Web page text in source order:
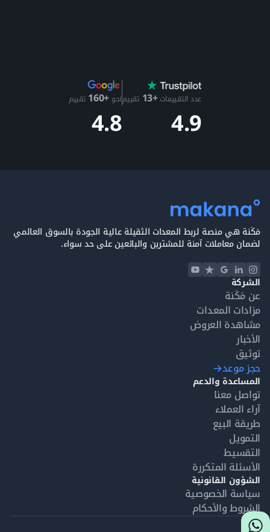
عدد التقييمات+13 تقييم
4.9
نحو +160 تقييم
4.8
مَكَنة هي منصة لربط المعدات الثقيلة عالية الجودة بالسوق العالمي
لضمان معاملات آمنة للمشترين والبائعين على حد سواء.
الشركة
عن مَكَنة
مزادات المعدات
مشاهدة العروض
الأخبار
توثيق
حجز موعد
المساعدة والدعم
تواصل معنا
آراء العملاء
طريقة البيع
التمويل
التقسيط
الأسئلة المتكررة
الشؤون القانونية
سياسة الخصوصية
الشروط والأحكام